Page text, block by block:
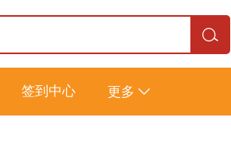
签到中心 更多